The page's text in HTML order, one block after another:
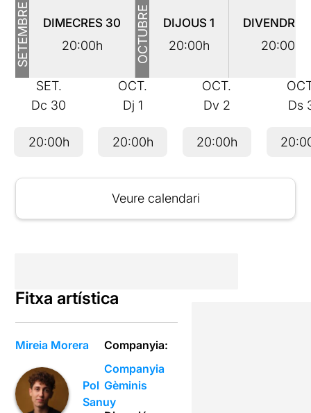
SETEMBRE DIMECRES 30
20:00h OCTUBRE DIJOUS1
20:00h 20:00h
SET.
Dc 30
20:00h
OCT.
Dj 1
20:00h
OCT.
Dv 2
20:00h
Ds
Veure calendari
Fitxa artística
Mireia Morera
Pol
Sanuy
Companyia:
Companyia
Gèminis